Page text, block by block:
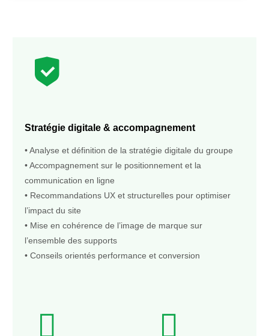
Stratégie digitale & accompagnement
• Analyse et définition de la stratégie digitale du groupe
• Accompagnement sur le positionnement et la
communication en ligne
• Recommandations UX et structurelles pour optimiser
l’impact du site
• Mise en cohérence de l’image de marque sur
l’ensemble des supports
• Conseils orientés performance et conversion